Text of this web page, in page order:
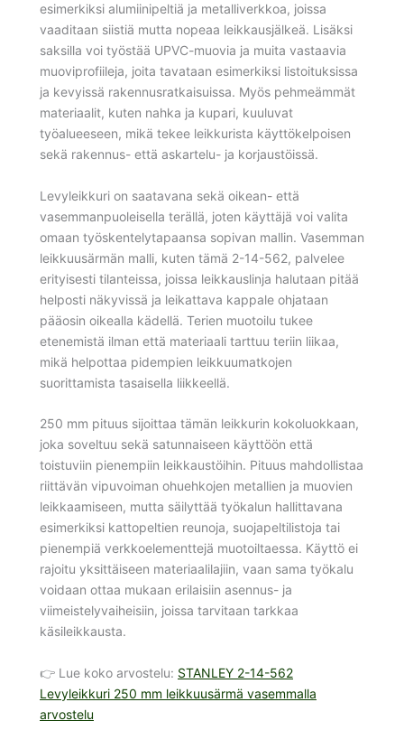
esimerkiksi alumiinipeltiä ja metalliverkkoa, joissa
vaaditaan siistiä mutta nopeaa leikkausjälkeä. Lisäksi
saksilla voi työstää UPVC-muovia ja muita vastaavia
muoviprofiileja, joita tavataan esimerkiksi listoituksissa
ja kevyissä rakennusratkaisuissa. Myös pehmeämmät
materiaalit, kuten nahka ja kupari, kuuluvat
työalueeseen, mikä tekee leikkurista käyttökelpoisen
sekä rakennus- että askartelu- ja korjaustöissä.
Levyleikkuri on saatavana sekä oikean- että
vasemmanpuoleisella terällä, joten käyttäjä voi valita
omaan työskentelytapaansa sopivan mallin. Vasemman
leikkuusärmän malli, kuten tämä 2-14-562, palvelee
erityisesti tilanteissa, joissa leikkauslinja halutaan pitää
helposti näkyvissä ja leikattava kappale ohjataan
pääosin oikealla kädellä. Terien muotoilu tukee
etenemistä ilman että materiaali tarttuu teriin liikaa,
mikä helpottaa pidempien leikkuumatkojen
suorittamista tasaisella liikkeellä.
250 mm pituus sijoittaa tämän leikkurin kokoluokkaan,
joka soveltuu sekä satunnaiseen käyttöön että
toistuviin pienempiin leikkaustöihin. Pituus mahdollistaa
riittävän vipuvoiman ohuehkojen metallien ja muovien
leikkaamiseen, mutta säilyttää työkalun hallittavana
esimerkiksi kattopeltien reunoja, suojapeltilistoja tai
pienempiä verkkoelementtejä muotoiltaessa. Käyttö ei
rajoitu yksittäiseen materiaalilajiin, vaan sama työkalu
voidaan ottaa mukaan erilaisiin asennus- ja
viimeistelyvaiheisiin, joissa tarvitaan tarkkaa
käsileikkausta.
👉 Lue koko arvostelu: STANLEY 2-14-562
Levyleikkuri 250 mm leikkuusärmä vasemmalla
arvostelu